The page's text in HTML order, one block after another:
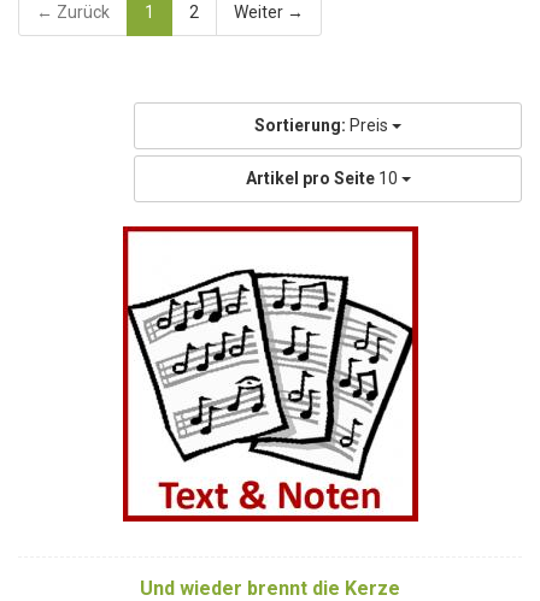
← Zurück 1 2 Weiter →
Sortierung: Preis
Artikel pro Seite 10
Und wieder brennt die Kerze